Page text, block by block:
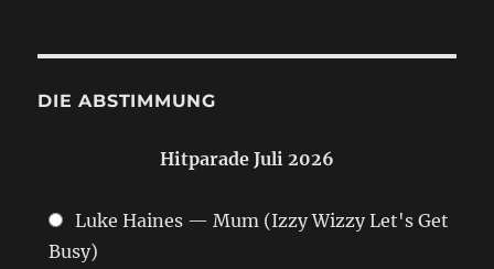
DIE ABSTIMMUNG
Hitparade Juli 2026
Luke Haines — Mum (Izzy Wizzy Let's Get
Busy)